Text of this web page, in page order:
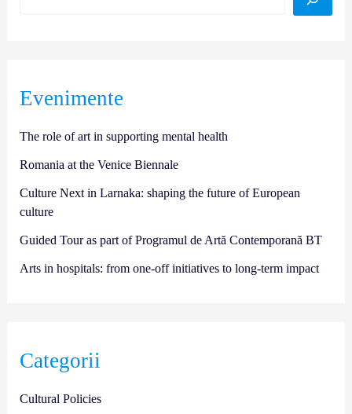
Evenimente
The role of art in supporting mental health
Romania at the Venice Biennale
Culture Next in Larnaka: shaping the future of European
culture
Guided Tour as part of Programul de Artă Contemporană BT
Arts in hospitals: from one-off initiatives to long-term impact
Categorii
Cultural Policies